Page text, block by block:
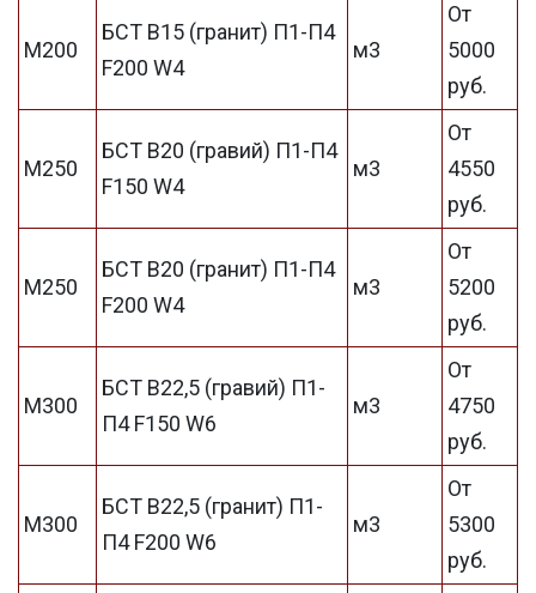
М200
БСТ В15 (гранит) П1-П4
F200 W4
м3
От
5000
руб.
М250
БСТ В20 (гравий) П1-П4
F150 W4
м3
От
4550
руб.
М250
БСТ В20 (гранит) П1-П4
F200 W4
м3
От
5200
руб.
М300
БСТ В22,5 (гравий) П1-
П4 F150 W6
м3
От
4750
руб.
М300
БСТ В22,5 (гранит) П1-
П4 F200 W6
м3
От
5300
руб.